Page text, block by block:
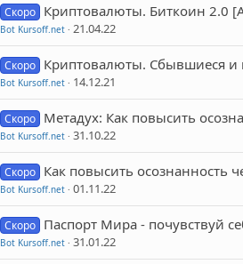
Скоро Криптовалюты. Биткоин 2.0
Bot Kursoff.net 21.04.22
Скоро Криптовалюты. Сбывшиеся и
Bot Kursoff.net 14.12.21
Скоро Метадух: Как повысить
Bot Kursoff.net 31.10.22
Скоро Как повысить осознанность
Bot Kursoff.net 01.11.22
Скоро Паспорт Мира - почувствуй
Bot Kursoff.net 31.01.22